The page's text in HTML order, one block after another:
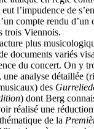
l’impudence de
compte rendu d’un
trois Viennois.
plus
documents variés
du concert. On y
analyse détaillée
des
) dont Berg
réalisé une
de la